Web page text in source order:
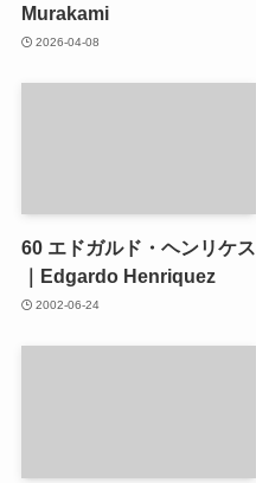
Murakami
2026-04-08
60エドガルド・ヘンリケス
｜Edgardo Henriquez
2002-06-24